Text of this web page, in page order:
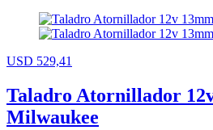
USD 529,41
Taladro Atornillador
Milwaukee